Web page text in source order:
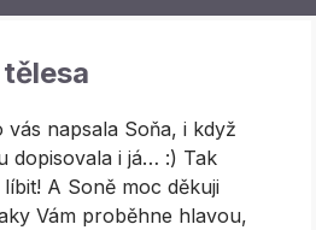
napsala Soňa, i když
dopisovala i já… :) Tak
A Soně moc děkuji
Vám proběhne hlavou,